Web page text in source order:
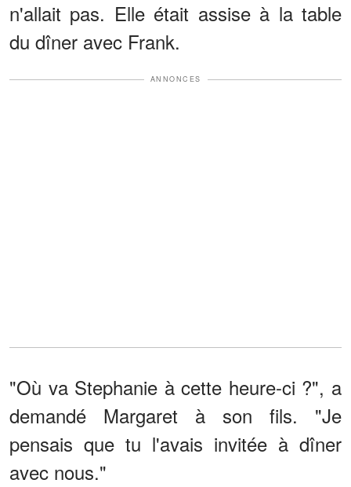
n'allait pas. Elle était assise à la table
du dîner avec Frank.
ANNONCES
"Où va Stephanie à cette heure-ci ?", a
demandé Margaret à son fils. "Je
pensais que tu l'avais invitée à dîner
avec nous."